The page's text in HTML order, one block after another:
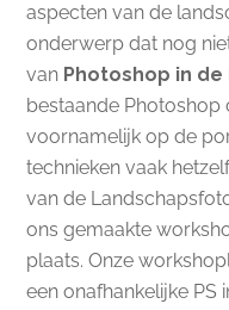
aspecten van de
onderwerp dat nog
van Photoshop in
bestaande Photoshop
voornamelijk op de
technieken vaak
van de
ons gemaakte
plaats. Onze
een onafhankelijke